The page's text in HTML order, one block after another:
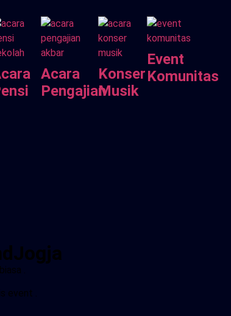
Acara
Pengajian
Konser
Musik
Event
Komunitas
.
event .